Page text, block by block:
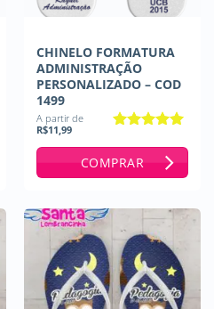
CHINELO FORMATURA
ADMINISTRAÇÃO
PERSONALIZADO – COD
1499
A partir de
R$11,99
COMPRAR